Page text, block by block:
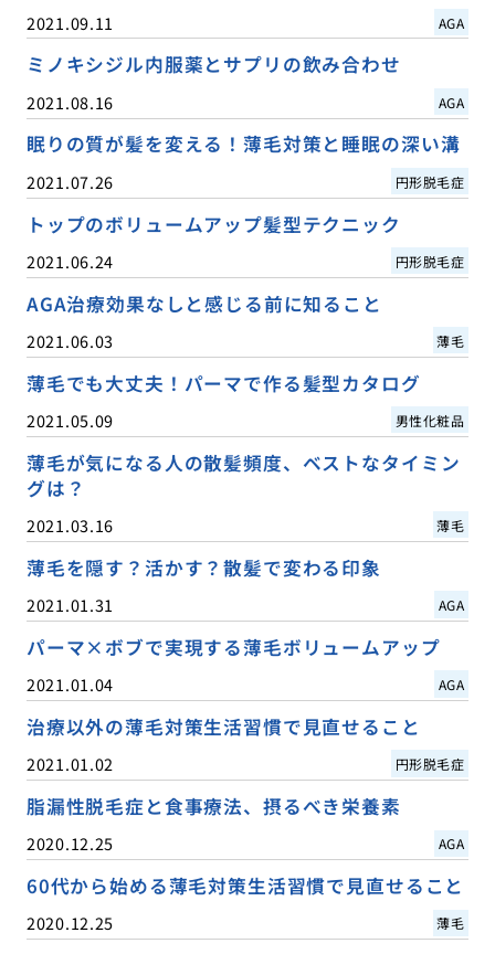
2021.09.11 AGA
ミノキシジル内服薬とサプリの飲み合わせ
2021.08.16 AGA
眠りの質が髪を変える！薄毛対策と睡眠の深い溝
2021.07.26 円形脱毛症
トップのボリュームアップ髪型テクニック
2021.06.24 円形脱毛症
AGA治療効果なしと感じる前に知ること
2021.06.03 薄毛
薄毛でも大丈夫！パーマで作る髪型カタログ
2021.05.09 男性化粧品
薄毛が気になる人の散髪頻度、ベストなタイミン
グは？
2021.03.16 薄毛
薄毛を隠す？活かす？散髪で変わる印象
2021.01.31 AGA
パーマ×ボブで実現する薄毛ボリュームアップ
2021.01.04 AGA
治療以外の薄毛対策生活習慣で見直せること
2021.01.02 円形脱毛症
脂漏性脱毛症と食事療法、摂るべき栄養素
2020.12.25 AGA
60代から始める薄毛対策生活習慣で見直せること
2020.12.25 薄毛